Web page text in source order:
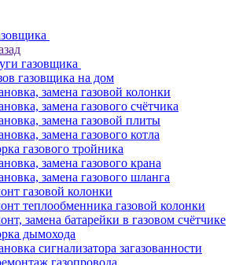
газовщика
газовщика на дом
замена газовой колонки
замена газового счётчика
замена газовой плиты
замена газового котла
газового тройника
замена газового крана
замена газового шланга
газовой колонки
теплообменника газовой колонки
замена батарейки в газовом счётчике
дымохода
сигнализатора загазованности
газопровода